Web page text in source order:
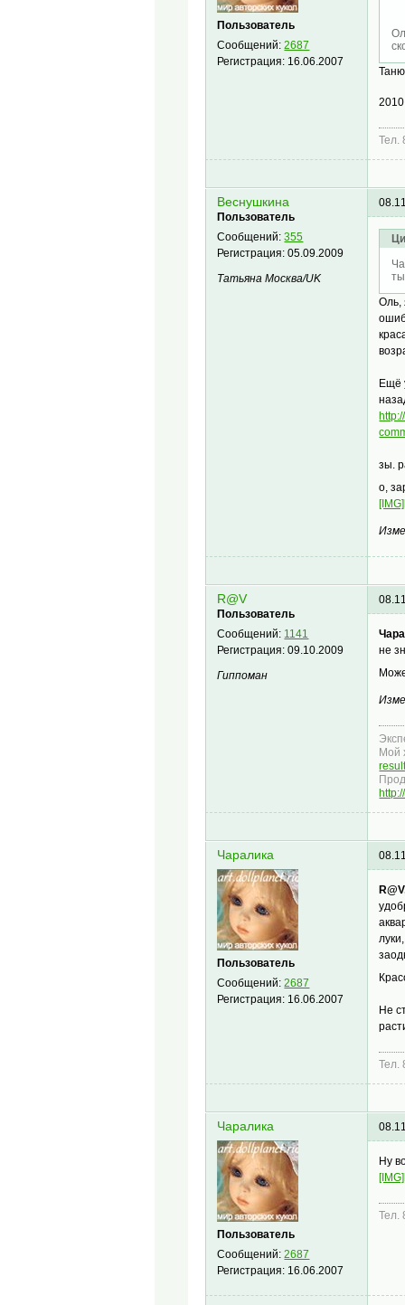
Пользователь
Сообщений:2687
Регистрация: 16.06.2007
Тел.
Веснушкина
Пользователь
Сообщений:355
Регистрация:05.09.2009
Татьяна Mосква/UK
Оль,
Ещё
зы.
о,
R@V
Пользователь
Сообщений: 1141
Регистрация:09.10.2009
Гиппоман
не
Мой
Чаралика
Пользователь
Сообщений:2687
Регистрация: 16.06.2007
Не
Тел.
Чаралика
Пользователь
Сообщений:2687
Регистрация: 16.06.2007
Ну
Тел.